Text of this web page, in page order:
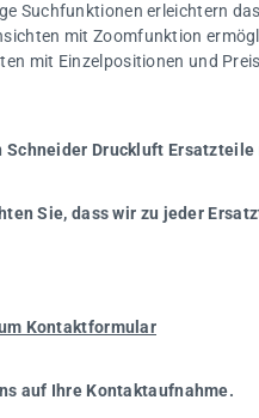
Suchfunktionen erleichtern
mit Zoomfunktion
mit Einzelpositionen und
Schneider Druckluft
Sie, dass wir zu jeder
Kontaktformular
auf Ihre Kontaktaufnahme.